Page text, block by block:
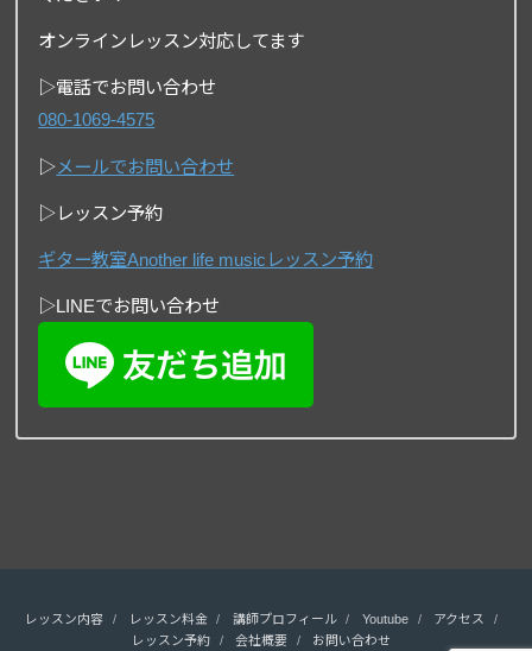
オンラインレッスン対応してます
▷電話でお問い合わせ
080-1069-4575
▷メールでお問い合わせ
▷レッスン予約
ギター教室Another life musicレッスン予約
▷LINEでお問い合わせ
レッスン内容 レッスン料金 講師プロフィール Youtube
アクセス
レッスン予約
会社概要 お問い合わせ